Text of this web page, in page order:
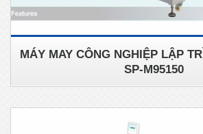
MÁY MAY CÔNG NGHIỆP LẬP
SP-M95150